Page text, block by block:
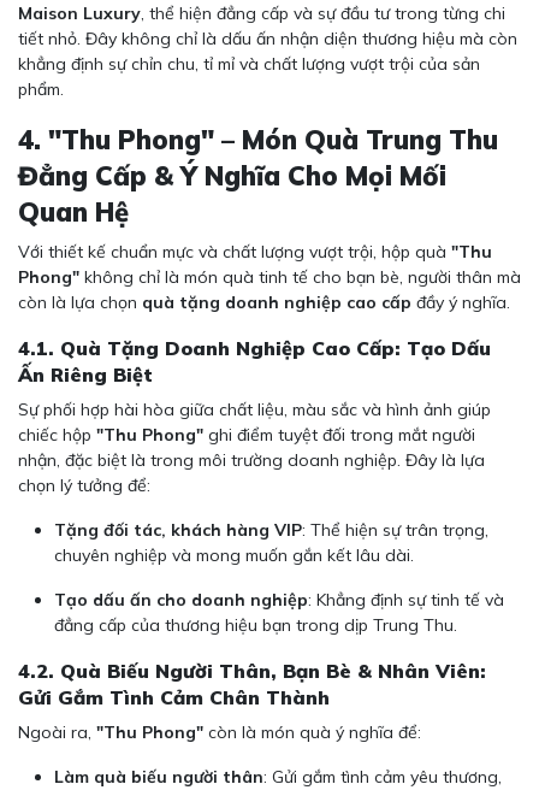
Maison Luxury, thể hiện đẳng cấp và sự đầu tư trong từng chi
tiết nhỏ. Đây không chỉ là dấu ấn nhận diện thương hiệu mà còn
khẳng định sự chỉn chu, tỉ mỉ và chất lượng vượt trội của sản
phẩm.
4. "Thu Phong" – Món Quà Trung Thu
Đẳng Cấp & Ý Nghĩa Cho Mọi Mối
Quan Hệ
Với thiết kế chuẩn mực và chất lượng vượt trội, hộp quà "Thu
Phong" không chỉ là món quà tinh tế cho bạn bè, người thân mà
còn là lựa chọn quà tặng doanh nghiệp cao cấp đầy ý nghĩa.
4.1. Quà Tặng Doanh Nghiệp Cao Cấp: Tạo Dấu
Ấn Riêng Biệt
Sự phối hợp hài hòa giữa chất liệu, màu sắc và hình ảnh giúp
chiếc hộp "Thu Phong" ghi điểm tuyệt đối trong mắt người
nhận, đặc biệt là trong môi trường doanh nghiệp. Đây là lựa
chọn lý tưởng để:
Tặng đối tác, khách hàng VIP: Thể hiện sự trân trọng,
chuyên nghiệp và mong muốn gắn kết lâu dài.
Tạo dấu ấn cho doanh nghiệp: Khẳng định sự tinh tế và
đẳng cấp của thương hiệu bạn trong dịp Trung Thu.
4.2. Quà Biếu Người Thân, Bạn Bè & Nhân Viên:
Gửi Gắm Tình Cảm Chân Thành
Ngoài ra, "Thu Phong" còn là món quà ý nghĩa để:
Làm quà biếu người thân: Gửi gắm tình cảm yêu thương,